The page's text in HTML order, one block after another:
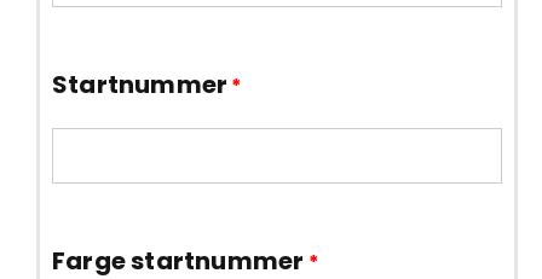
Startnummer *
Farge startnummer *